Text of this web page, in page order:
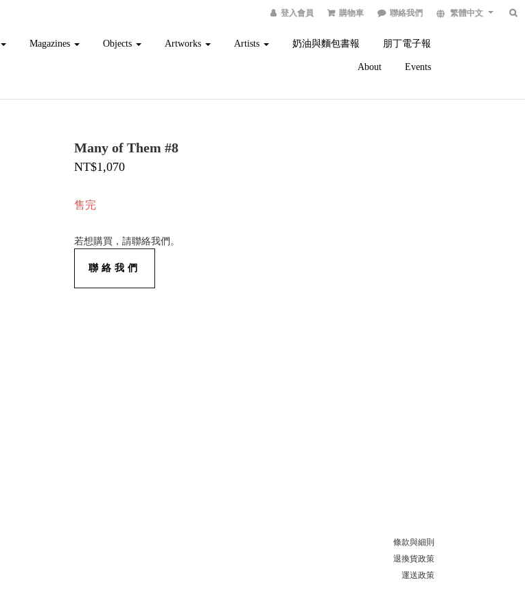
登入會員 購物車 聯絡我們 繁體中文
Magazines Objects Artworks Artists 奶油與麵包書報 朋丁電子報
About Events
Many of Them #8
NT$1,070
售完
若想購買，請聯絡我們。
聯絡我們
條款與細則
退換貨政策
運送政策